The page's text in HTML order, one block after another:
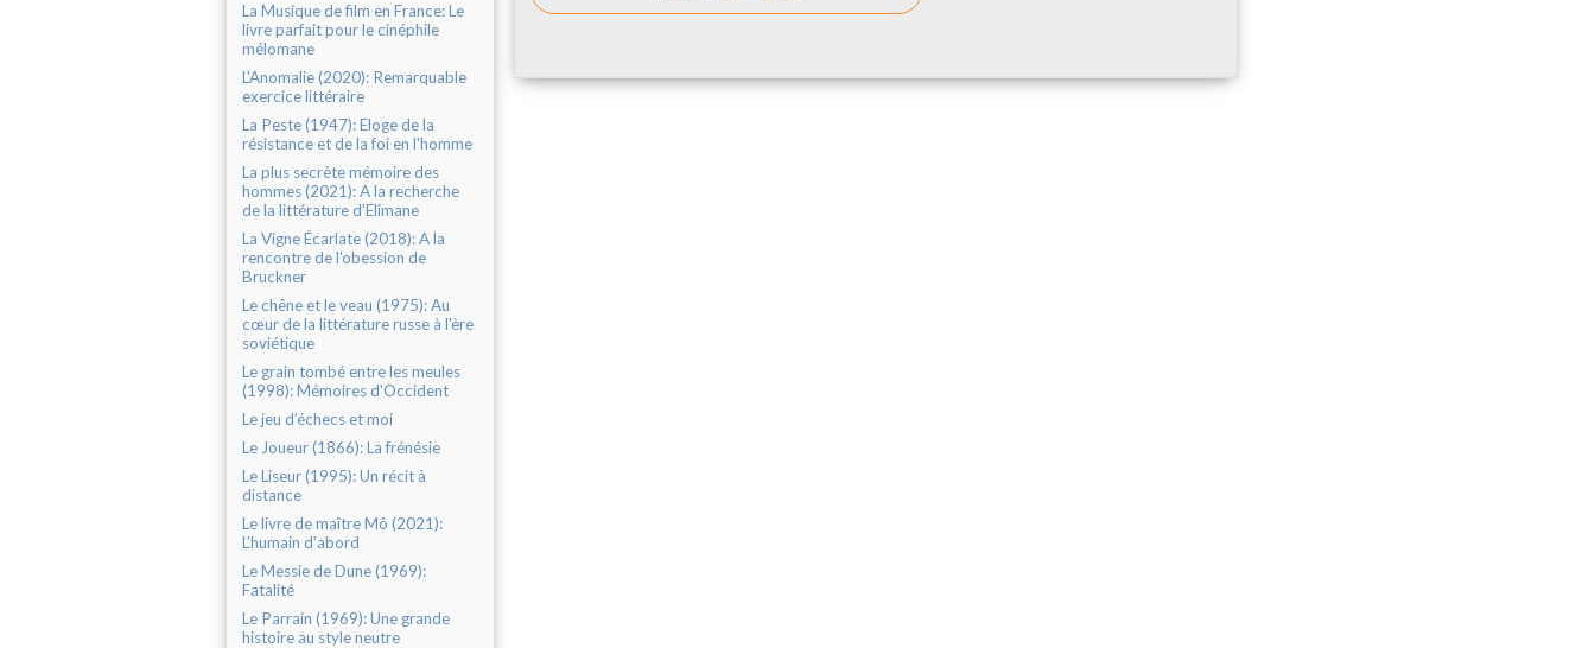
La Musique de film en France: Le
livre parfait pour le cinéphile
mélomane
L'Anomalie (2020): Remarquable
exercice littéraire
La Peste (1947): Eloge de la
résistance et de la foi en l'homme
La plus secrète mémoire des
hommes (2021): A la recherche
de la littérature d'Elimane
La Vigne Écarlate (2018): A la
rencontre de l'obession de
Bruckner
Le chêne et le veau (1975): Au
cœur de la littérature russe à l'ère
soviétique
Le grain tombé entre les meules
(1998): Mémoires d'Occident
Le jeu d’échecs et moi
Le Joueur (1866): La frénésie
Le Liseur (1995): Un récit à
distance
Le livre de maître Mô (2021):
L’humain d’abord
Le Messie de Dune (1969):
Fatalité
Le Parrain (1969): Une grande
histoire au style neutre